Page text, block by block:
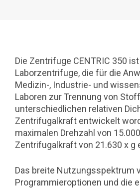
Die Zentrifuge CENTRIC 350
Laborzentrifuge, die für die
Medizin-, Industrie- und
Laboren zur Trennung von
unterschiedlichen relativen
Zentrifugalkraft entwickelt
maximalen Drehzahl von
Zentrifugalkraft von 21.630 x g
Das breite Nutzungsspektrum
Programmieroptionen und die